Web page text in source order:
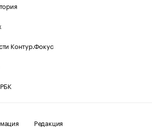
Контур.Фокус
Редакция